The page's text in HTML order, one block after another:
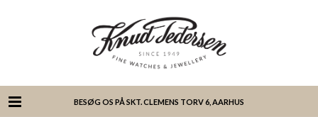
BESØG OS PÅ SKT. CLEMENS TORV 6, AARHUS